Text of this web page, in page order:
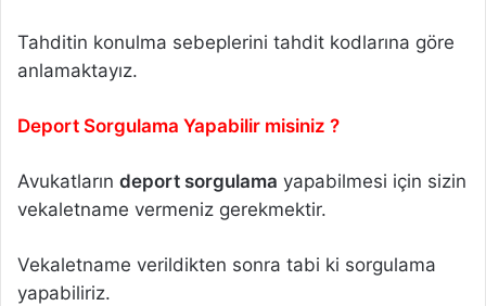
Tahditin konulma sebeplerini tahdit kodlarına göre
anlamaktayız.
Deport Sorgulama Yapabilir misiniz ?
Avukatların deport sorgulama yapabilmesi için sizin
vekaletname vermeniz gerekmektir.
Vekaletname verildikten sonra tabi ki sorgulama
yapabiliriz.